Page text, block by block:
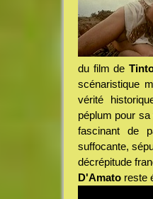
du film de
scénaristique
vérité
péplum pour
fascinant de
suffocante,
décrépitude
D'Amato reste